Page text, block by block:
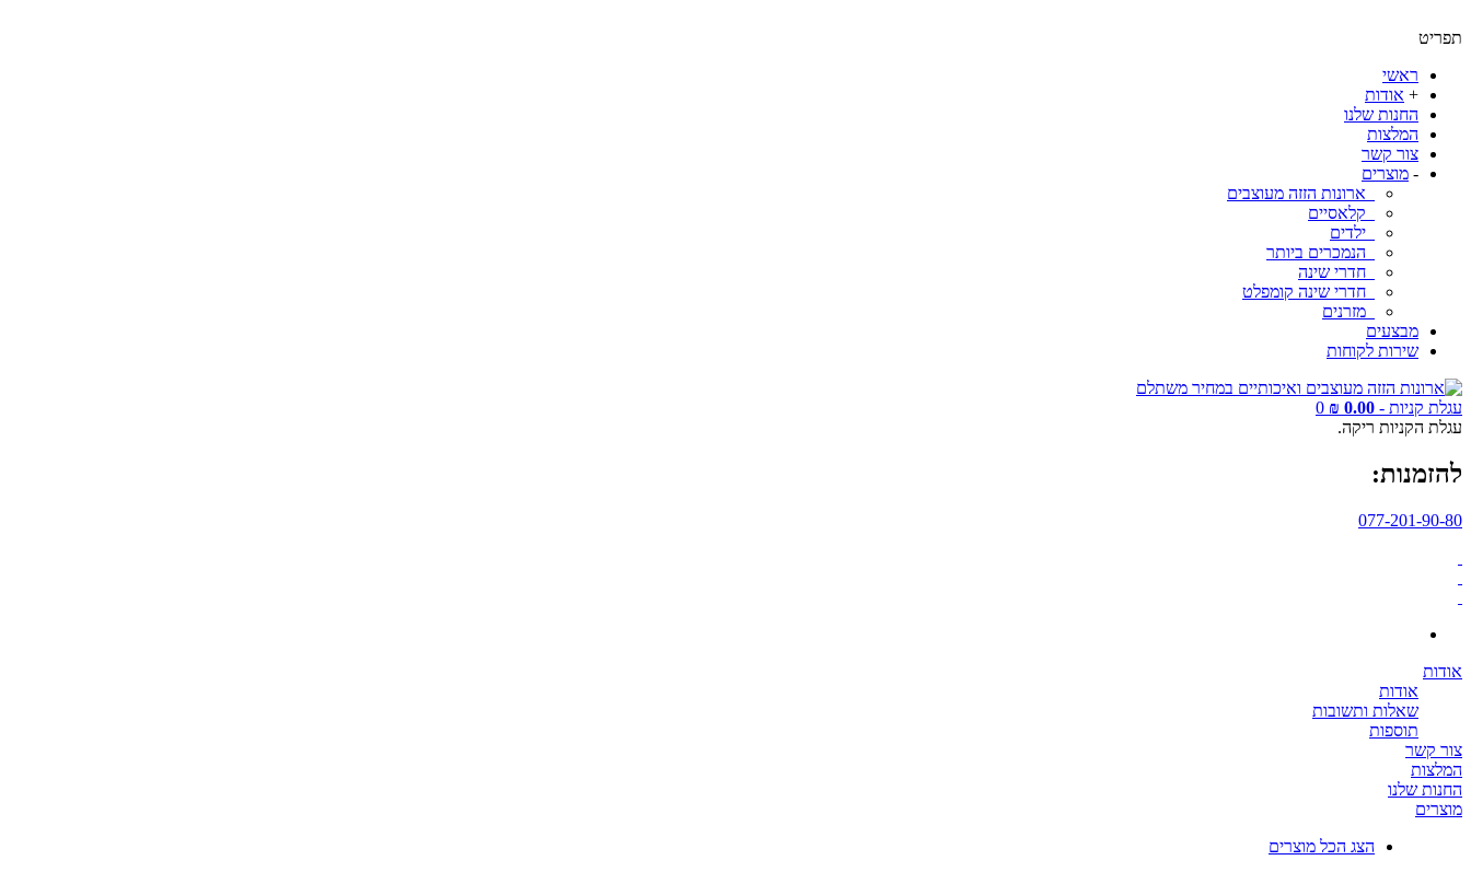
תפריט
ראשי
+ אודות
החנות שלנו
המלצות
צור קשר
- מוצרים
ארונות הזזה מעוצבים
קלאסיים
ילדים
הנמכרים ביותר
חדרי שינה
חדרי שינה קומפלט
מזרנים
מבצעים
שירות לקוחות
עגלת קניות - 0.00 ₪
0
עגלת הקניות ריקה.
להזמנות:
077-201-90-80
אודות
אודות
שאלות ותשובות
תוספות
צור קשר
המלצות
החנות שלנו
מוצרים
הצג הכל מוצרים